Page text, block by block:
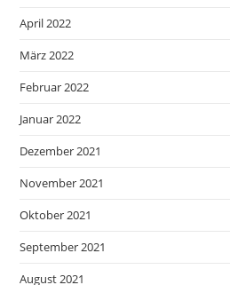
April 2022
März 2022
Februar 2022
Januar 2022
Dezember 2021
November 2021
Oktober 2021
September 2021
August 2021